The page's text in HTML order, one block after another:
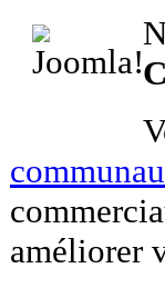
améliorer